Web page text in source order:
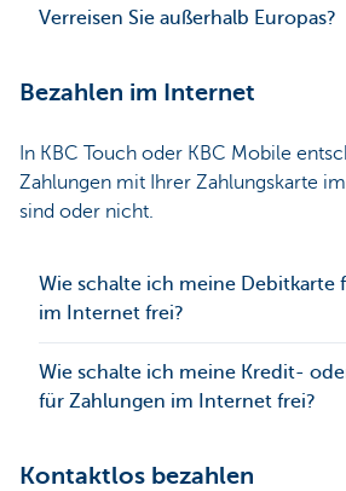
Verreisen Sie außerhalb Europas?
Bezahlen im Internet
In KBC Touch oder KBC Mobile
Zahlungen mit Ihrer Zahlungskarte
sind oder nicht.
Wie schalte ich meine Debitkarte
im Internet frei?
Wie schalte ich meine Kredit-
für Zahlungen im Internet frei?
Kontaktlos bezahlen